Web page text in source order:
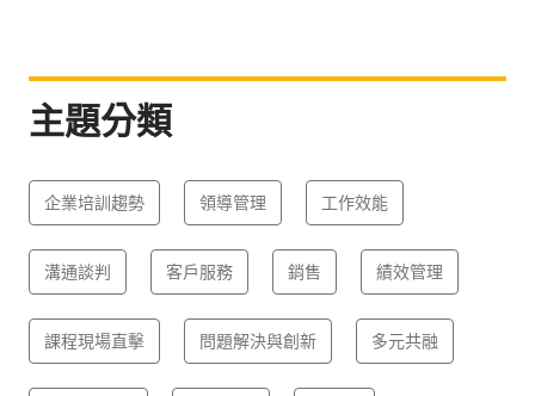
主題分類
企業培訓趨勢 領導管理 工作效能
溝通談判 客戶服務 銷售 績效管理
課程現場直擊 問題解決與創新 多元共融